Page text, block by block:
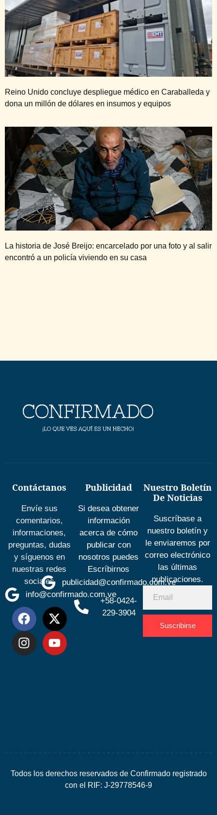
Reino Unido concluye despliegue médico en Caraballeda y
dona un millón de dólares en insumos y equipos
La historia de José Breijo: encarcelado por una foto y al salir
encontró a un policía viviendo en su casa
Contáctanos
Envíe sus
comentarios,
informaciones,
preguntas, dudas
y síguenos en
nuestras redes
sociales
info@confirmado.com.ve
Publicidad
Si desea obtener
información
acerca de cómo
publicar con
nosotros puedes
Escríbirnos
publicidad@confirmado.com.ve
+58-0424-
229-3904
Nuestro Boletín
De Noticias
Suscríbase a
nuestro boletín y
le enviaremos por
correo electrónico
las últimas
publicaciones.
Suscribirse
Todos los derechos reservados de Confirmado registrado
con el RIF: J-29778546-9